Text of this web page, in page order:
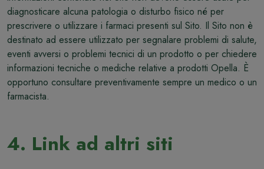
diagnosticare alcuna patologia o disturbo fisico né per
prescrivere o utilizzare i farmaci presenti sul Sito. Il Sito non è
destinato ad essere utilizzato per segnalare problemi di salute,
eventi avversi o problemi tecnici di un prodotto o per chiedere
informazioni tecniche o mediche relative a prodotti Opella. È
opportuno consultare preventivamente sempre un medico o un
farmacista.
4. Link ad altri siti